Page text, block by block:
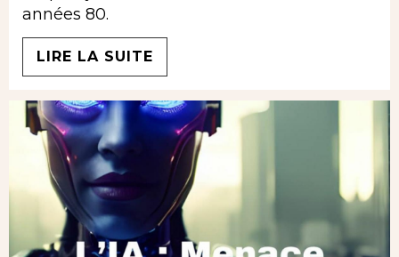
années 80.
LIRE LA SUITE